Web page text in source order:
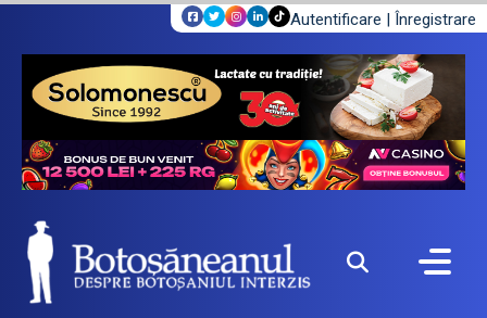
Autentificare | Înregistrare